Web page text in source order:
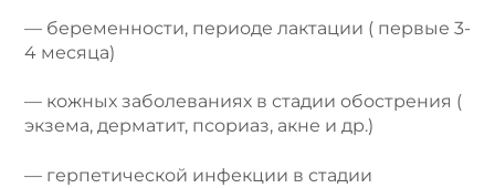
— беременности, периоде лактации ( первые 3-
4 месяца)
— кожных заболеваниях в стадии обострения (
экзема, дерматит, псориаз, акне и др.)
— герпетической инфекции в стадии